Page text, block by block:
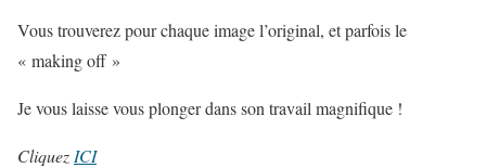
Vous trouverez pour chaque image l’original, et parfois le
« making off »
Je vous laisse vous plonger dans son travail magnifique !
Cliquez ICI